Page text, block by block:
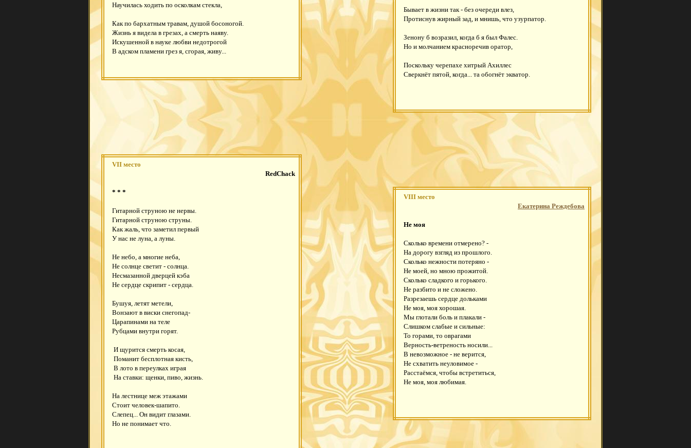
Научилась ходить по осколкам стекла,
Как по бархатным травам, душой босоногой.
Жизнь я видела в грезах, а смерть наяву.
Искушенной в науке любви недотрогой
В адском пламени грез я, сгорая, живу...
VII место
RedChack
* * *
Гитарной струною не нервы.
Гитарной струною струны.
Как жаль, что заметил первый
У нас не луна, а луны.
Не небо, а многие неба,
Не солнце светит - солнца.
Несмазанной дверцей кэба
Не сердце скрипит - сердца.
Бушуя, летят метели,
Вонзают в виски снегопад-
Царапинами на теле
Рубцами внутри горят.
И щурится смерть косая,
Поманит бесплотная кисть,
В лото в переулках играя
На ставки: щенки, пиво, жизнь.
На лестнице меж этажами
Стоит человек-шапито.
Слепец... Он видит глазами.
Но не понимает что.
Бывает в жизни так - без очереди влез,
Протиснув жирный зад, и мнишь, что узурпатор.
Зенону б возразил, когда б я был Фалес.
Но и молчанием красноречив оратор,
Поскольку черепахе хитрый Ахиллес
Сверкнёт пятой, когда... та обогнёт экватор.
VIII место
Екатерина Реждебова
Не моя
Сколько времени отмерено? -
На дорогу взгляд из прошлого.
Сколько нежности потеряно -
Не моей, но мною прожитой.
Сколько сладкого и горького.
Не разбито и не сложено.
Разрезаешь сердце дольками
Не моя, моя хорошая.
Мы глотали боль и плакали -
Слишком слабые и сильные:
То горами, то оврагами
Верность-ветреность носили...
В невозможное - не верится,
Не схватить неуловимое -
Расстаёмся, чтобы встретиться,
Не моя, моя любимая.